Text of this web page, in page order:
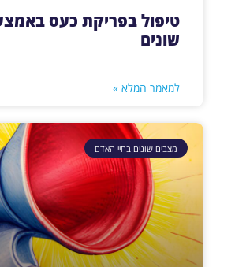
טיפול בפריקת כעס
שונים
למאמר המלא »
מצבים שונים בחיי האדם